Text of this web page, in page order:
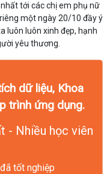
tới các chị em phụ nữ
một ngày 20/10 đầy ý
luôn luôn xinh đẹp, hạnh
yêu thương.
dữ liệu, Khoa
trình ứng dụng.
- Nhiều học viên
tốt nghiệp